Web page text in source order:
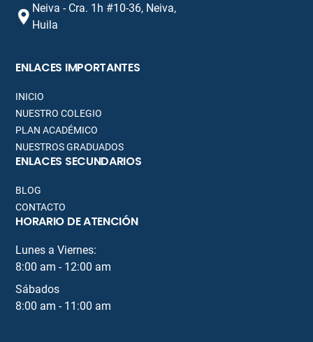
Neiva - Cra. 1h #10-36, Neiva,
Huila
ENLACES IMPORTANTES
INICIO
NUESTRO COLEGIO
PLAN ACADÉMICO
NUESTROS GRADUADOS
ENLACES SECUNDARIOS
BLOG
CONTACTO
HORARIO DE ATENCIÓN
Lunes a Viernes:
8:00 am - 12:00 am
Sábados
8:00 am - 11:00 am